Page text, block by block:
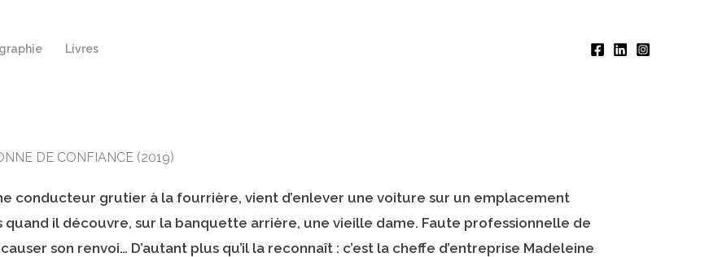
Livres
DE CONFIANCE (2019)
conducteur grutier à la fourrière, vient d’enlever une voiture sur un emplacement
quand il découvre, sur la banquette arrière, une vieille dame. Faute professionnelle de
son renvoi… D’autant plus qu’il la reconnaît : c’est la cheffe d’entreprise Madeleine